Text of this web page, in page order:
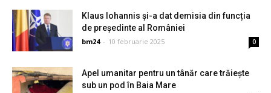
Klaus Iohannis și-a dat demisia din funcția
de președinte al României
bm24 - 10 februarie 2025 0
Apel umanitar pentru un tânăr care trăiește
sub un pod în Baia Mare